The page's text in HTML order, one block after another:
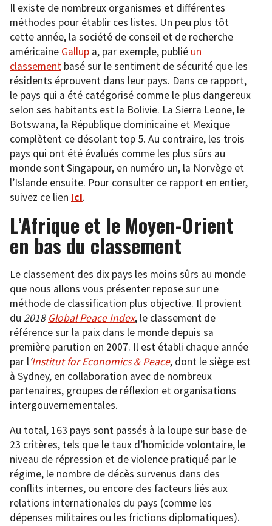
Il existe de nombreux organismes et différentes
méthodes pour établir ces listes. Un peu plus tôt
cette année, la société de conseil et de recherche
américaine Gallup a, par exemple, publié un
classement basé sur le sentiment de sécurité que les
résidents éprouvent dans leur pays. Dans ce rapport,
le pays qui a été catégorisé comme le plus dangereux
selon ses habitants est la Bolivie. La Sierra Leone, le
Botswana, la République dominicaine et Mexique
complètent ce désolant top 5. Au contraire, les trois
pays qui ont été évalués comme les plus sûrs au
monde sont Singapour, en numéro un, la Norvège et
l’Islande ensuite. Pour consulter ce rapport en entier,
suivez ce lien ici.
L’Afrique et le Moyen-Orient
en bas du classement
Le classement des dix pays les moins sûrs au monde
que nous allons vous présenter repose sur une
méthode de classification plus objective. Il provient
du 2018 Global Peace Index, le classement de
référence sur la paix dans le monde depuis sa
première parution en 2007. Il est établi chaque année
par l‘Institut for Economics & Peace, dont le siège est
à Sydney, en collaboration avec de nombreux
partenaires, groupes de réflexion et organisations
intergouvernementales.
Au total, 163 pays sont passés à la loupe sur base de
23 critères, tels que le taux d’homicide volontaire, le
niveau de répression et de violence pratiqué par le
régime, le nombre de décès survenus dans des
conflits internes, ou encore des facteurs liés aux
relations internationales du pays (comme les
dépenses militaires ou les frictions diplomatiques).